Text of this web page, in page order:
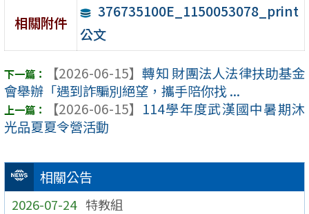
相關公告
2026-07-24 特教組
相關附件
376735100E_1150053078_print
公文
【2026-06-15】 轉知 財團法人法律扶助基金
會舉辦「遇到詐騙別絕望，攜手陪你找 ...
【2026-06-15】 114學年度武漢國中暑期沐
光品夏夏令營活動